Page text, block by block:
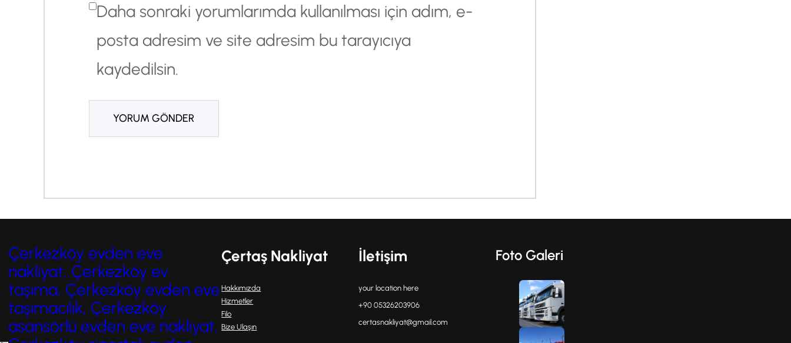
Daha sonraki yorumlarımda kullanılması için adım, e-
posta adresim ve site adresim bu tarayıcıya
kaydedilsin.
Çerkezköy evden eve
nakliyat, Çerkezköy ev
taşıma, Çerkezköy evden eve
taşımacılık, Çerkezköy
asansörlü evden eve nakliyat,
Çertaş Nakliyat
Hakkımızda
Hizmetler
Filo
Bize Ulaşın
İletişim
your location here
+90 05326203906
certasnakliyat@gmail.com
Foto Galeri